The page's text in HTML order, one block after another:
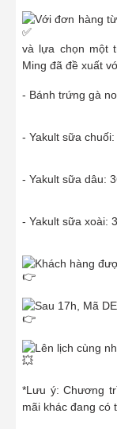
Với đơn hàng
và lựa chọn một
Ming đã đề xuất
- Bánh trứng gà
- Yakult sữa chuối:
- Yakult sữa dâu:
- Yakult sữa xoài:
Khách hàng
Sau 17h, Mã
Lên lịch cùng
*Lưu ý: Chương
mãi khác đang có